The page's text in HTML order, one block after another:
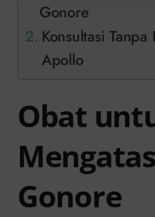
Gonore
Konsultasi
Apollo
Obat
Gonore